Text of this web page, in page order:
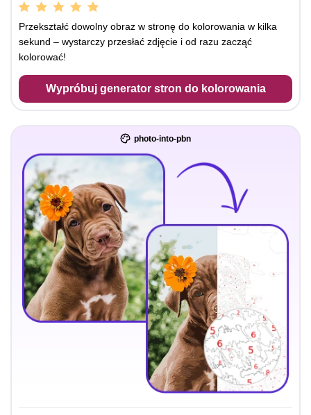
Przekształć dowolny obraz w stronę do kolorowania w kilka
sekund – wystarczy przesłać zdjęcie i od razu zacząć
kolorować!
Wypróbuj generator stron do kolorowania
photo-into-pbn